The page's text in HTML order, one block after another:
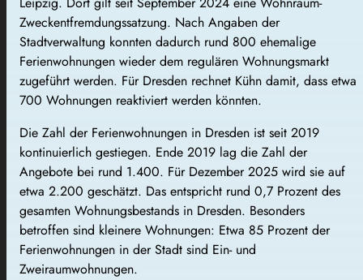
Zweckentfremdungssatzung. Nach Angaben der
Stadtverwaltung konnten dadurch rund 800 ehemalige
Ferienwohnungen wieder dem regulären Wohnungsmarkt
zugeführt werden. Für Dresden rechnet Kühn damit, dass etwa
700 Wohnungen reaktiviert werden könnten.
Die Zahl der Ferienwohnungen in Dresden ist seit 2019
kontinuierlich gestiegen. Ende 2019 lag die Zahl der
Angebote bei rund 1.400. Für Dezember 2025 wird sie auf
etwa 2.200 geschätzt. Das entspricht rund 0,7 Prozent des
gesamten Wohnungsbestands in Dresden. Besonders
betroffen sind kleinere Wohnungen: Etwa 85 Prozent der
Ferienwohnungen in der Stadt sind Ein- und
Zweiraumwohnungen.